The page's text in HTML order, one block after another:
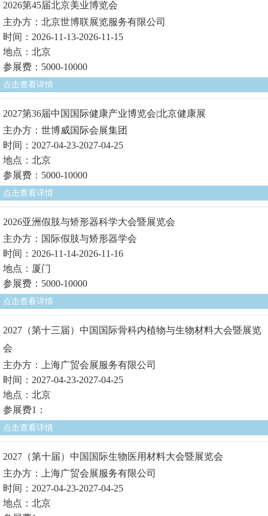
2026第45届北京美业博览会
主办方：北京世博联展览服务有限公司
时间：2026-11-13-2026-11-15
地点：北京
参展费：5000-10000
点击查看详情
2027第36届中国国际健康产业博览会|北京健康展
主办方：世博威国际会展集团
时间：2027-04-23-2027-04-25
地点：北京
参展费：5000-10000
点击查看详情
2026亚洲假肢与矫形器科学大会暨展览会
主办方：国际假肢与矫形器学会
时间：2026-11-14-2026-11-16
地点：厦门
参展费：5000-10000
点击查看详情
2027（第十三届）中国国际骨科内植物与生物材料大会暨展览
会
主办方：上海广贸会展服务有限公司
时间：2027-04-23-2027-04-25
地点：北京
参展费1：
点击查看详情
2027（第十届）中国国际生物医用材料大会暨展览会
主办方：上海广贸会展服务有限公司
时间：2027-04-23-2027-04-25
地点：北京